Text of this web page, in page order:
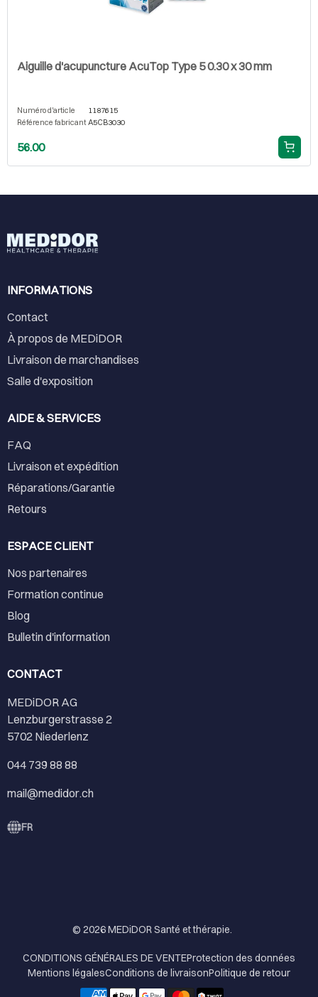
Aiguille d'acupuncture AcuTop Type 5 0.30 x 30 mm
Numéro d'article
1187615
Référence fabricant A5CB3030
56.00
INFORMATIONS
Contact
À propos de MEDiDOR
Livraison de marchandises
Salle d'exposition
AIDE & SERVICES
FAQ
Livraison et expédition
Réparations/Garantie
Retours
ESPACE CLIENT
Nos partenaires
Formation continue
Blog
Bulletin d'information
CONTACT
MEDiDOR AG
Lenzburgerstrasse 2
5702 Niederlenz
044 739 88 88
mail@medidor.ch
FR
© 2026MEDiDOR Santé et thérapie.
CONDITIONS GÉNÉRALES DE VENTEProtection des données
Mentions légalesConditions de livraisonPolitique de retour